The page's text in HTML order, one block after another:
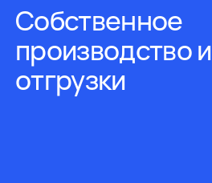
Собственное
производство и
отгрузки